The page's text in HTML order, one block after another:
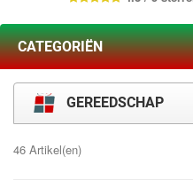
CATEGORIËN
GEREEDSCHAP
46 Artikel(en)